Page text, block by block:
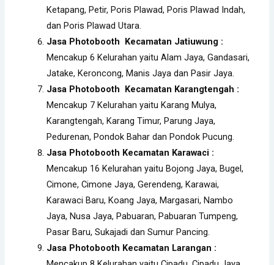
Ketapang, Petir, Poris Plawad, Poris Plawad Indah,
dan Poris Plawad Utara.
Jasa Photobooth Kecamatan Jatiuwung :
Mencakup 6 Kelurahan yaitu Alam Jaya, Gandasari,
Jatake, Keroncong, Manis Jaya dan Pasir Jaya.
Jasa Photobooth Kecamatan Karangtengah :
Mencakup 7 Kelurahan yaitu Karang Mulya,
Karangtengah, Karang Timur, Parung Jaya,
Pedurenan, Pondok Bahar dan Pondok Pucung.
Jasa Photobooth Kecamatan Karawaci :
Mencakup 16 Kelurahan yaitu Bojong Jaya, Bugel,
Cimone, Cimone Jaya, Gerendeng, Karawai,
Karawaci Baru, Koang Jaya, Margasari, Nambo
Jaya, Nusa Jaya, Pabuaran, Pabuaran Tumpeng,
Pasar Baru, Sukajadi dan Sumur Pancing.
Jasa Photobooth Kecamatan Larangan :